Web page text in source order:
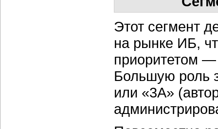
Этот сегмент
на рынке ИБ,
приоритетом —
Большую роль
или «3А»